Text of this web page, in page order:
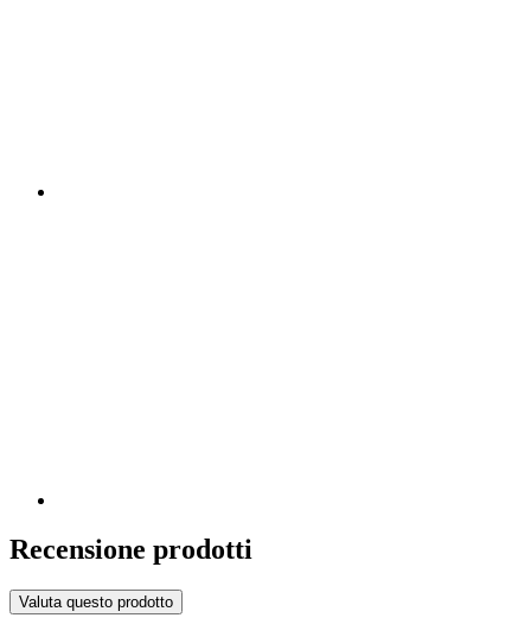
Recensione prodotti
Valuta questo prodotto